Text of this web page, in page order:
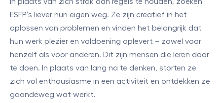
ESFP’s liever hun eigen weg. Ze zijn creatief in het
oplossen van problemen en vinden het belangrijk dat
hun werk plezier en voldoening oplevert – zowel voor
henzelf als voor anderen. Dit zijn mensen die leren door
te doen. In plaats van lang na te denken, storten ze
zich vol enthousiasme in een activiteit en ontdekken ze
gaandeweg wat werkt.